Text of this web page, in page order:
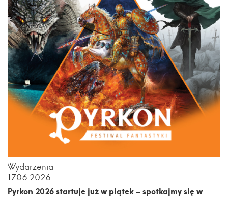
Wydarzenia
17.06.2026
Pyrkon 2026 startuje już w piątek – spotkajmy się w